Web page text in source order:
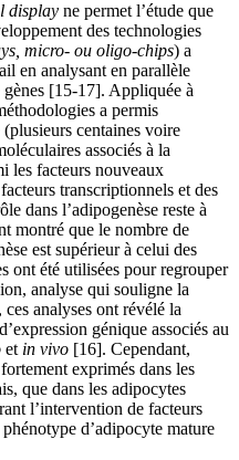
display ne permet l’étude que
des technologies
micro- ou oligo-chips) a
en analysant en parallèle
[15-17]. Appliquée à
a permis
centaines voire
associés à la
les facteurs nouveaux
transcriptionnels et des
dans l’adipogenèse reste à
montré que le nombre de
est supérieur à celui des
ont été utilisées pour regrouper
analyse qui souligne la
analyses ont révélé la
génique associés au
et in vivo [16]. Cependant,
exprimés dans les
que dans les adipocytes
l’intervention de facteurs
d’adipocyte mature